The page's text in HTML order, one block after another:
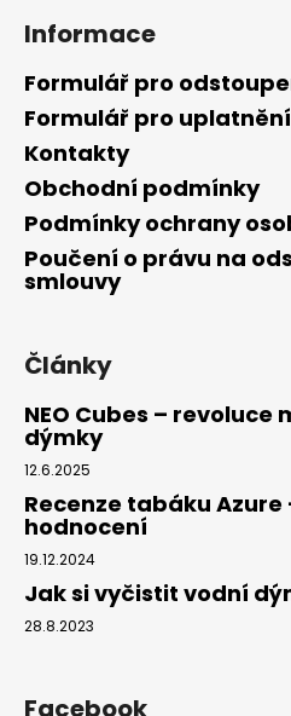
Informace
Formulář pro
Formulář pro
Kontakty
Obchodní podmínky
Podmínky ochrany
Poučení o právu na
smlouvy
Články
NEO Cubes – revoluce
dýmky
12.6.2025
Recenze tabáku
hodnocení
19.12.2024
Jak si vyčistit vodní
28.8.2023
Facebook